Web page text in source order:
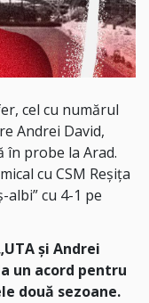
cel cu numărul
Andrei David,
în probe la Arad.
cu CSM Reșița
albi” cu 4-1 pe
și Andrei
un acord pentru
două sezoane.